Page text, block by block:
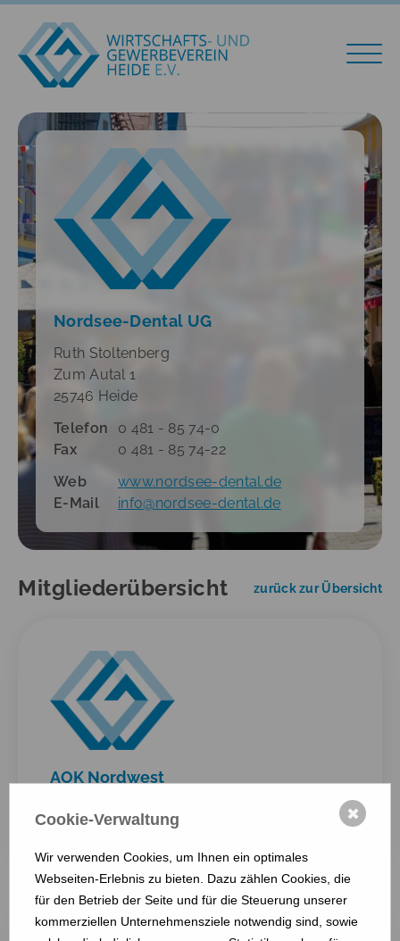
Nordsee-Dental UG
Ruth Stoltenberg
Zum Autal 1
25746 Heide
Telefon
0 481 - 85 74-0
Fax
0 481 - 85 74-22
Web
www.nordsee-dental.de
E-Mail
info@nordsee-dental.de
Mitgliederübersicht zurück zur Übersicht
AOK Nordwest
25524 Itzehoe
mehr anzeigen ...
Cookie-Verwaltung
Wir verwenden Cookies, um Ihnen ein optimales
Webseiten-Erlebnis zu bieten. Dazu zählen Cookies, die
für den Betrieb der Seite und für die Steuerung unserer
kommerziellen Unternehmensziele notwendig sind, sowie
✖